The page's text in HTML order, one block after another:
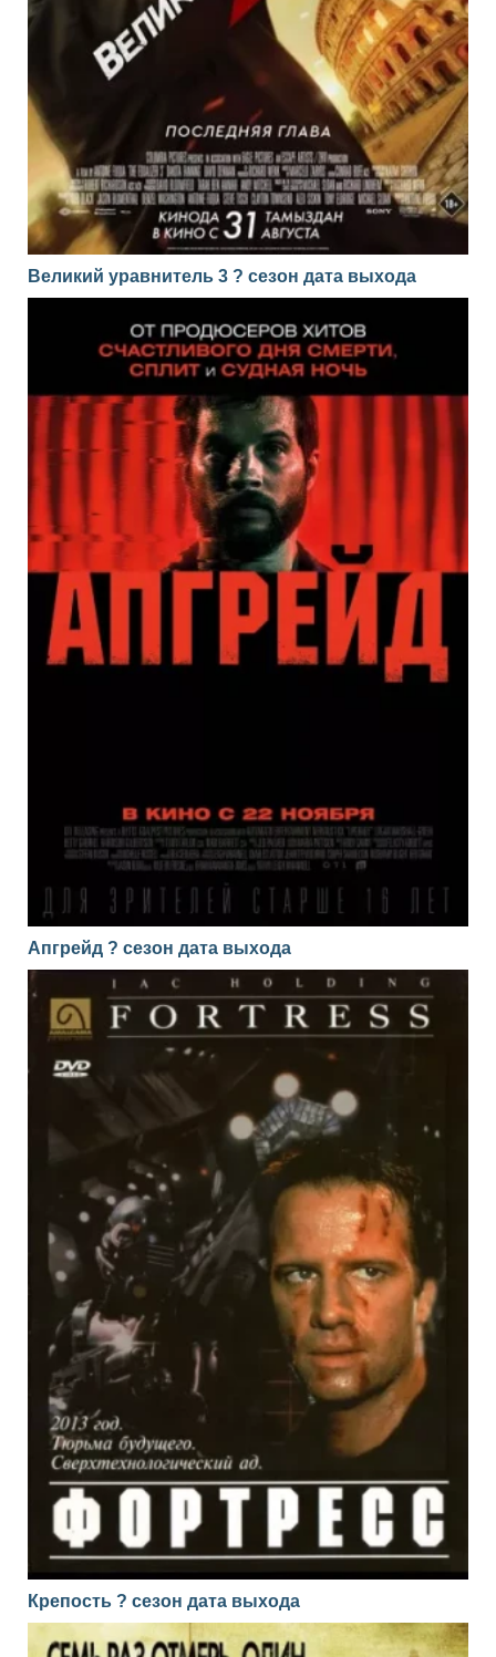
Великий уравнитель 3 ? сезон дата выхода
Апгрейд ? сезон дата выхода
Крепость ? сезон дата выхода